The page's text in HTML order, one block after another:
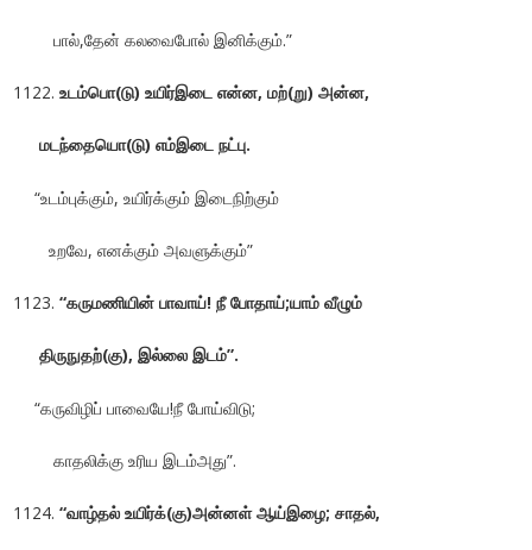
பால்,தேன் கலவைபோல் இனிக்கும்.”
உடம்பொ(டு) உயிர்இடை என்ன, மற்(று) அன்ன,
மடந்தையொ(டு) எம்இடை நட்பு.
“உடம்புக்கும், உயிர்க்கும் இடைநிற்கும்
உறவே, எனக்கும் அவளுக்கும்”
“கருமணியின் பாவாய்! நீ போதாய்;யாம் வீழும்
திருநுதற்(கு), இல்லை இடம்”.
“கருவிழிப் பாவையே!நீ போய்விடு;
காதலிக்கு உரிய இடம்அது”.
“வாழ்தல் உயிர்க்(கு)அன்னள் ஆய்இழை; சாதல்,